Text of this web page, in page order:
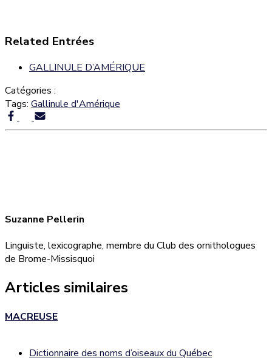
Related Entrées
GALLINULE D’AMÉRIQUE
Catégories :
Tags: Gallinule d'Amérique
Suzanne Pellerin
Linguiste, lexicographe, membre du Club des ornithologues
de Brome-Missisquoi
Articles similaires
MACREUSE
Dictionnaire des noms d’oiseaux du Québec